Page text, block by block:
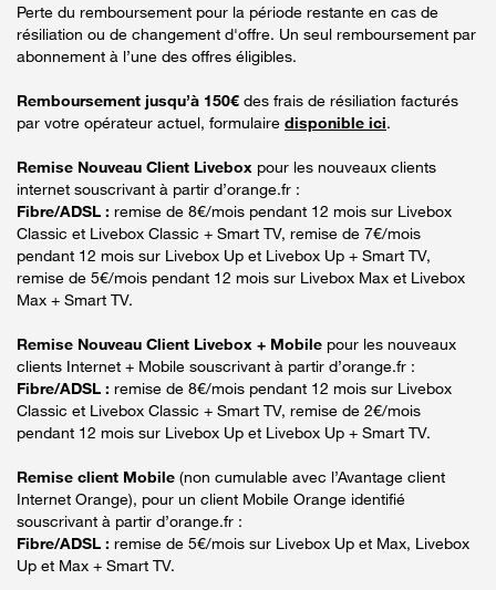
Perte du remboursement pour la période restante en cas de
résiliation ou de changement d'offre. Un seul remboursement par
abonnement à l’une des offres éligibles.
Remboursement jusqu’à 150€ des frais de résiliation facturés
par votre opérateur actuel, formulaire disponible ici.
Remise Nouveau Client Livebox pour les nouveaux clients
internet souscrivant à partir d’orange.fr :
Fibre/ADSL : remise de 8€/mois pendant 12 mois sur Livebox
Classic et Livebox Classic + Smart TV, remise de 7€/mois
pendant 12 mois sur Livebox Up et Livebox Up + Smart TV,
remise de 5€/mois pendant 12 mois sur Livebox Max et Livebox
Max + Smart TV.
Remise Nouveau Client Livebox + Mobile pour les nouveaux
clients Internet + Mobile souscrivant à partir d’orange.fr :
Fibre/ADSL : remise de 8€/mois pendant 12 mois sur Livebox
Classic et Livebox Classic + Smart TV, remise de 2€/mois
pendant 12 mois sur Livebox Up et Livebox Up + Smart TV.
Remise client Mobile (non cumulable avec l’Avantage client
Internet Orange), pour un client Mobile Orange identifié
souscrivant à partir d’orange.fr :
Fibre/ADSL : remise de 5€/mois sur Livebox Up et Max, Livebox
Up et Max + Smart TV.